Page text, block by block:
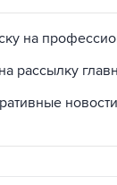
на
рассылку